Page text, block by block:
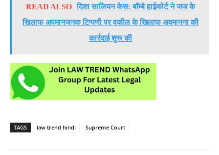
READ ALSO दिशा सालियन केस: बॉम्बे हाईकोर्ट ने जज के
खिलाफ अपमानजनक टिप्पणी पर वकील के खिलाफ अवमानना की
कार्रवाई शुरू की
TAGS law trend hindi Supreme Court